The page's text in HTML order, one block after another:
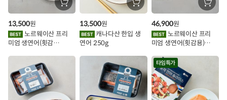
인
이
트
장
바
에
담
노르웨이산 프리
미엄 생연어(횟감
13,500원
장
바
에
담
연어 250g
13,500원
장
바
에
담
기
미엄 생연어(횟감용)
46,900원
타임특가